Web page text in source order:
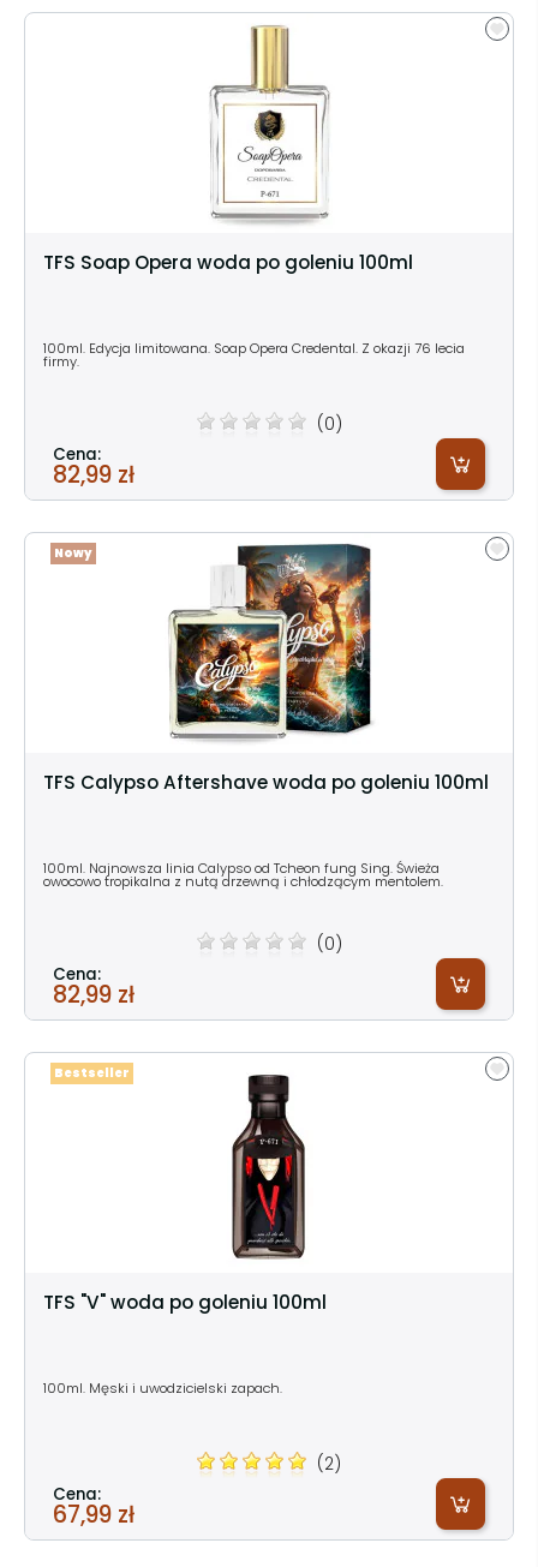
TFS Soap Opera woda po goleniu 100ml
100ml. Edycja limitowana. Soap Opera Credental. Z okazji 76 lecia
firmy.
(0)
Cena:
82,99 zł
TFS Calypso Aftershave woda po goleniu 100ml
100ml. Najnowsza linia Calypso od Tcheon fung Sing. Świeża
owocowo tropikalna z nutą drzewną i chłodzącym mentolem.
(0)
Cena:
82,99 zł
Nowy
TFS "V" woda po goleniu 100ml
100ml. Męski i uwodzicielski zapach.
(2)
Cena:
67,99 zł
Bestseller